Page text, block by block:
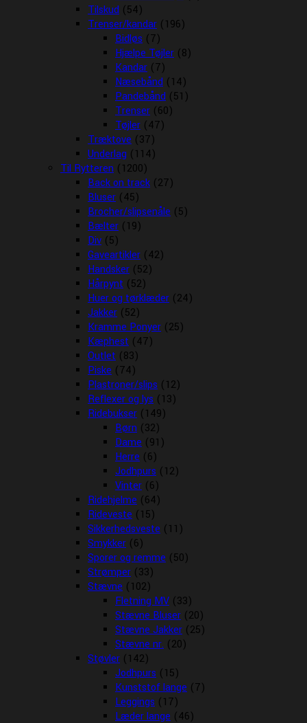
Tilskud (54)
Trenser/kandar (196)
Bidløs (7)
Hjælpe Tøjler (8)
Kandar (7)
Næsebånd (14)
Pandebånd (51)
Trenser (60)
Tøjler (47)
Træktove (37)
Underlag (114)
Til Rytteren (1200)
Back on track (27)
Bluser (45)
Brocher/slipsenåle (5)
Bælter (19)
Div (5)
Gaveartikler (42)
Handsker (52)
Hårpynt (52)
Huer og tørklæder (24)
Jakker (52)
Kramme Ponyer (25)
Kæphest (47)
Outlet (83)
Piske (74)
Plastroner/slips (12)
Reflexer og lys (13)
Ridebukser (149)
Børn (32)
Dame (91)
Herre (6)
Jodhpurs (12)
Vinter (6)
Ridehjelme (64)
Rideveste (15)
Sikkerhedsveste (11)
Smykker (6)
Sporer og remme (50)
Strømper (33)
Stævne (102)
Fletning MV (33)
Stævne Bluser (20)
Stævne Jakker (25)
Stævne nr. (20)
Støvler (142)
Jodhpurs (15)
Kunststof lange (7)
Leggings (17)
Læder lange (46)